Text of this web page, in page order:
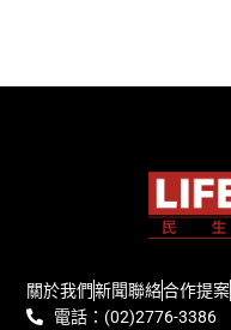
關於我們新聞聯絡合作提案
電話：(02)2776-3386